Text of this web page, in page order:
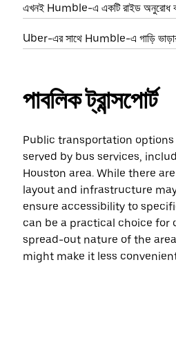
এখনই Humble-এ একটি রাইড অনুরোধ
Uber-এর সাথে Humble-এ গাড়ি
পাবলিক ট্রান্সপোর্ট
Public transportation
served by bus services,
Houston area. While there
layout and infrastructure
ensure accessibility to
can be a practical choice
spread-out nature of the
might make it less